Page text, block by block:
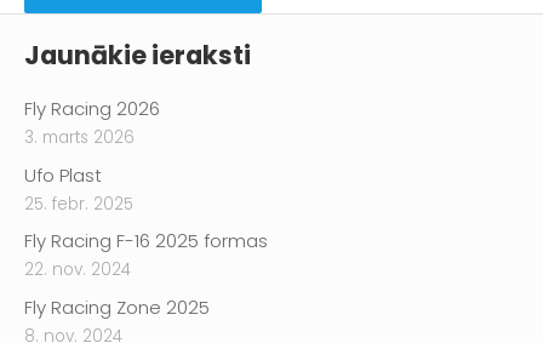
Jaunākie ieraksti
Fly Racing 2026
3. marts 2026
Ufo Plast
25. febr. 2025
Fly Racing F-16 2025 formas
22. nov. 2024
Fly Racing Zone 2025
8. nov. 2024